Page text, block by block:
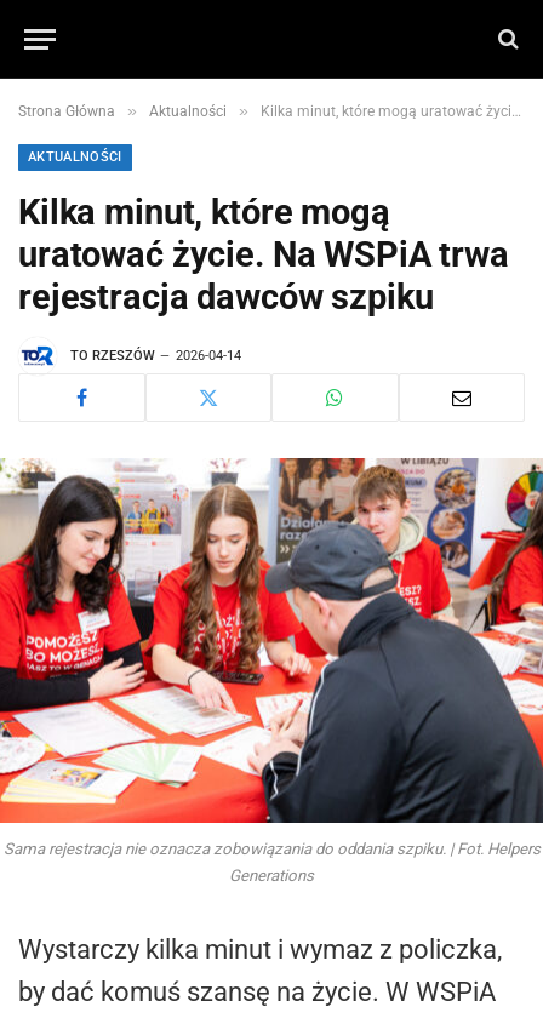
Strona Główna » Aktualności » Kilka minut, które mogą uratować życie. Na WSPiA trwa rejestracja dawców szpiku
AKTUALNOŚCI
Kilka minut, które mogą
uratować życie. Na WSPiA trwa
rejestracja dawców szpiku
TO RZESZÓW 2026-04-14
Sama rejestracja nie oznacza zobowiązania do oddania szpiku. | Fot. Helpers
Generations
Wystarczy kilka minut i wymaz z policzka,
by dać komuś szansę na życie. W WSPiA